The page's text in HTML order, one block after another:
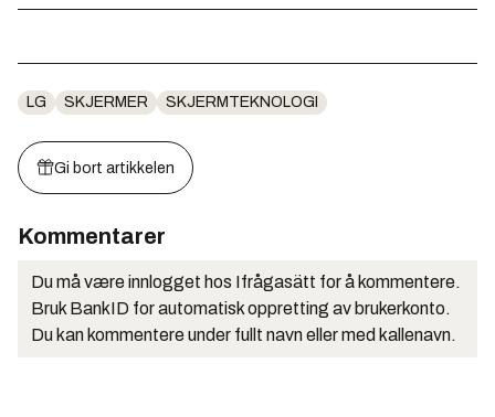
LG SKJERMER SKJERMTEKNOLOGI
Gi bort artikkelen
Kommentarer
Du må være innlogget hos Ifrågasätt for å kommentere.
Bruk BankID for automatisk oppretting av brukerkonto.
Du kan kommentere under fullt navn eller med kallenavn.